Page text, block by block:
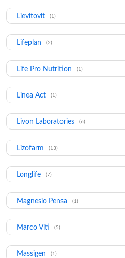
Lievitovit (1)
Lifeplan (2)
Life Pro Nutrition (1)
Linea Act (1)
Livon Laboratories (6)
Lizofarm (13)
Longlife (7)
Magnesio Pensa (1)
Marco Viti (5)
Massigen (1)